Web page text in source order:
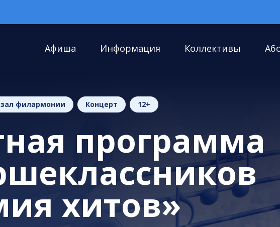
Афиша Информация Коллективы
филармонии Концерт 12+
программа
хитов»